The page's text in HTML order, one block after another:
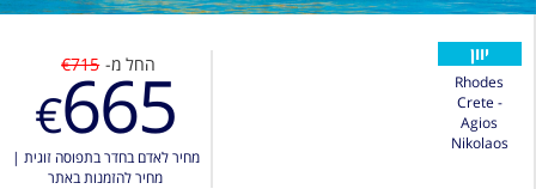
יוון
Rhodes
Crete -
Agios
Nikolaos
החל מ- €715
€665
מחיר לאדם בחדר בתפוסה זוגית |
מחיר להזמנות באתר